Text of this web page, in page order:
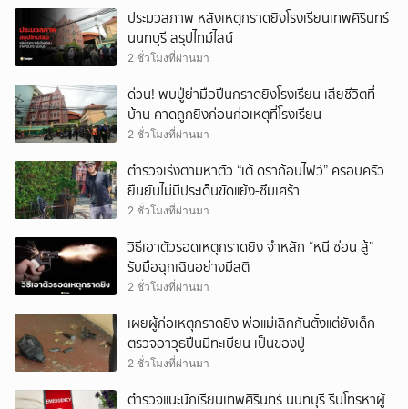
ประมวลภาพ หลังเหตุกราดยิงโรงเรียนเทพศิรินทร์
นนทบุรี สรุปไทม์ไลน์
2 ชั่วโมงที่ผ่านมา
ด่วน! พบปู่ย่ามือปืนกราดยิงโรงเรียน เสียชีวิตที่
บ้าน คาดถูกยิงก่อนก่อเหตุที่โรงเรียน
2 ชั่วโมงที่ผ่านมา
ตำรวจเร่งตามหาตัว “เต้ ดราก้อนไฟว์” ครอบครัว
ยืนยันไม่มีประเด็นขัดแย้ง-ซึมเศร้า
2 ชั่วโมงที่ผ่านมา
วิธีเอาตัวรอดเหตุกราดยิง จำหลัก “หนี ซ่อน สู้”
รับมือฉุกเฉินอย่างมีสติ
2 ชั่วโมงที่ผ่านมา
เผยผู้ก่อเหตุกราดยิง พ่อแม่เลิกกันตั้งแต่ยังเด็ก
ตรวจอาวุธปืนมีทะเบียน เป็นของปู่
2 ชั่วโมงที่ผ่านมา
ตำรวจแนะนักเรียนเทพศิรินทร์ นนทบุรี รีบโทรหาผู้